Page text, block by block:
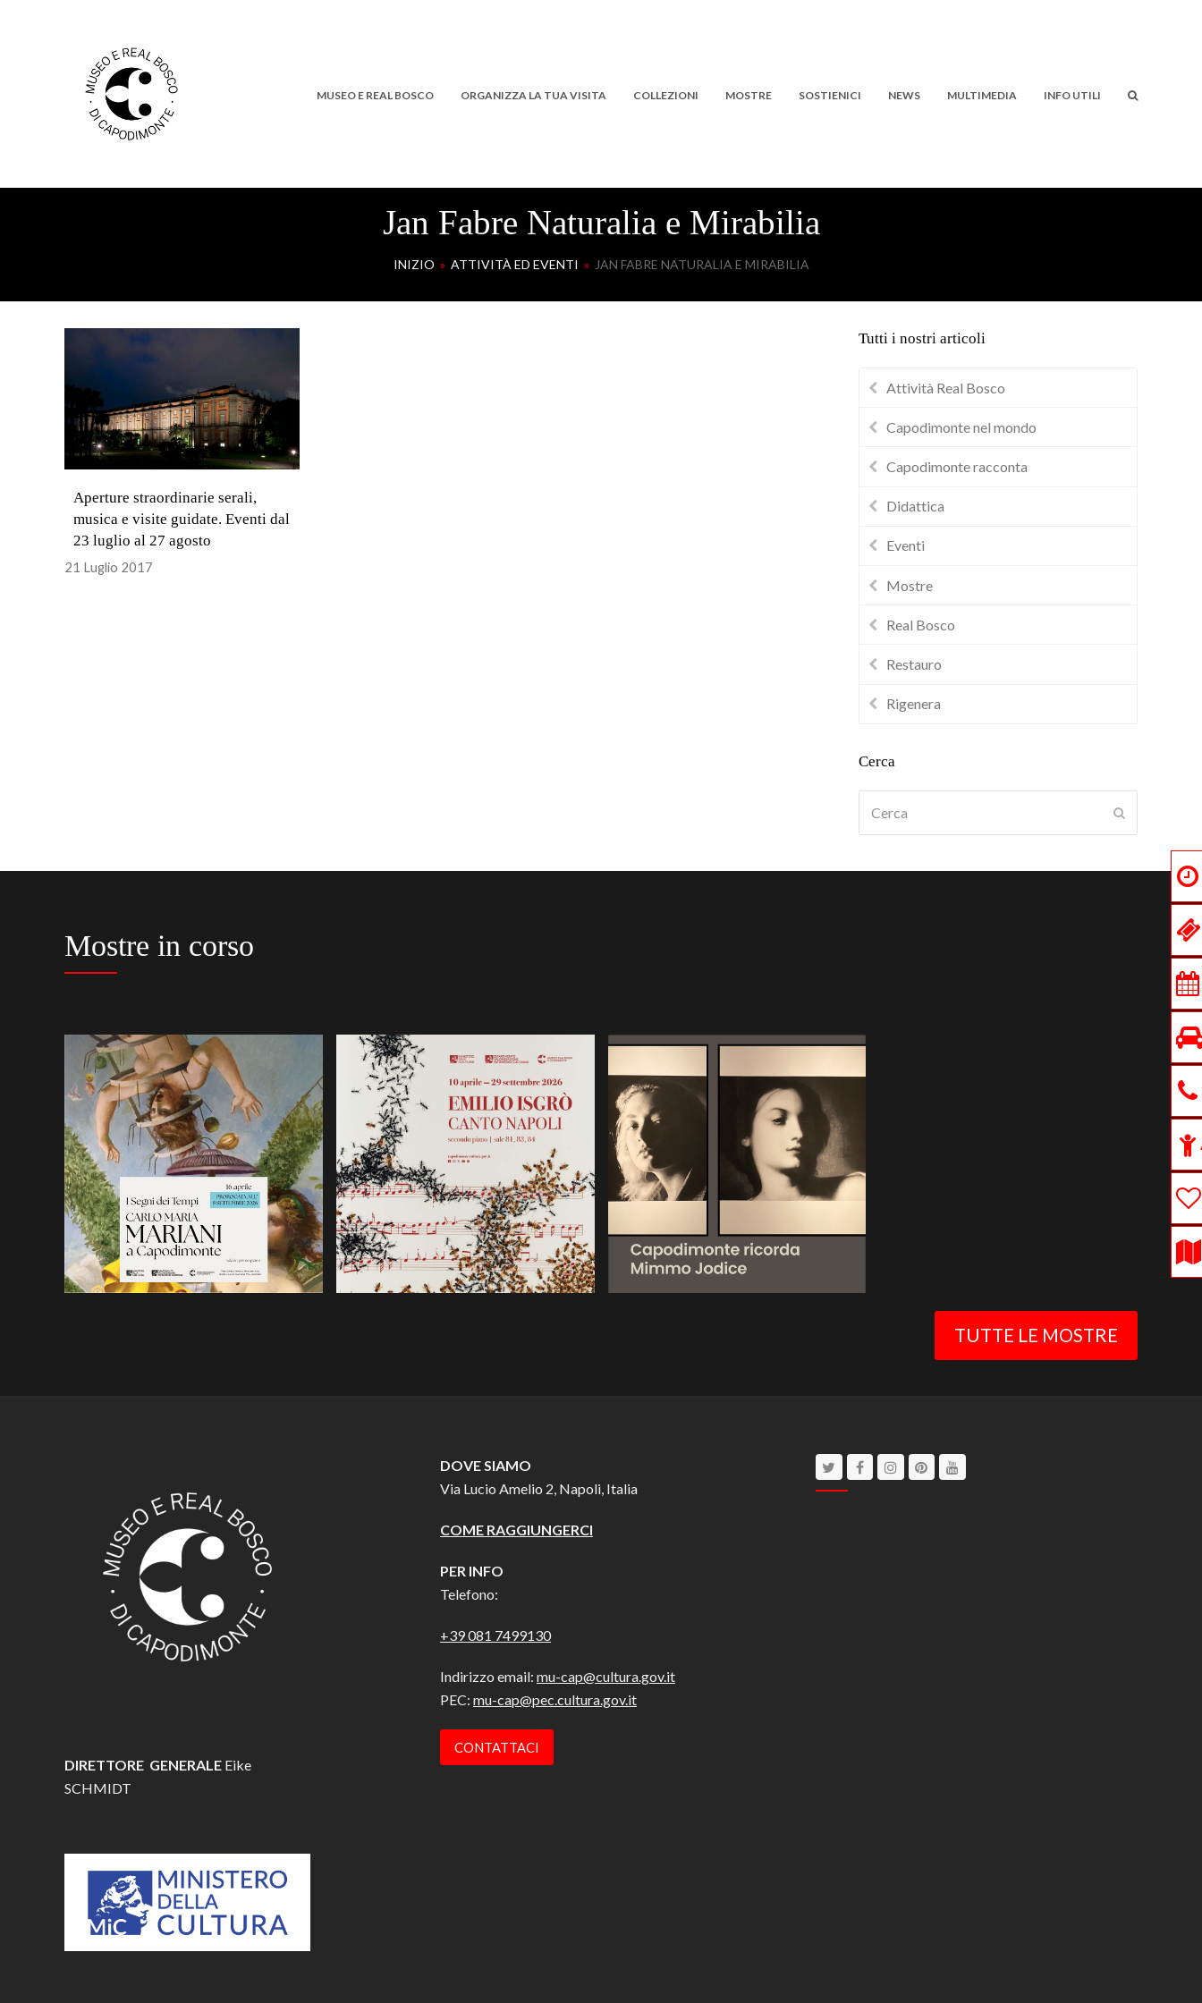
MUSEO E REAL BOSCO ORGANIZZA LA TUA VISITA COLLEZIONI MOSTRE SOSTIENICI NEWS MULTIMEDIA INFO UTILI
Jan Fabre Naturalia e Mirabilia
INIZIO » ATTIVITÀ ED EVENTI » JAN FABRE NATURALIA E MIRABILIA
Aperture straordinarie serali,
musica e visite guidate. Eventi dal
23 luglio al 27 agosto
21 Luglio 2017
Tutti i nostri articoli
Attività Real Bosco
Capodimonte nel mondo
Capodimonte racconta
Didattica
Eventi
Mostre
Real Bosco
Restauro
Rigenera
Cerca
Mostre in corso
TUTTE LE MOSTRE
DIRETTORE GENERALE Eike
SCHMIDT
DOVE SIAMO
Via Lucio Amelio 2, Napoli, Italia
COME RAGGIUNGERCI
PER INFO
Telefono:
+39 081 7499130
Indirizzo email: mu-cap@cultura.gov.it
PEC: mu-cap@pec.cultura.gov.it
CONTATTACI
TwitterFacebookInstagram
PinterestYoutube